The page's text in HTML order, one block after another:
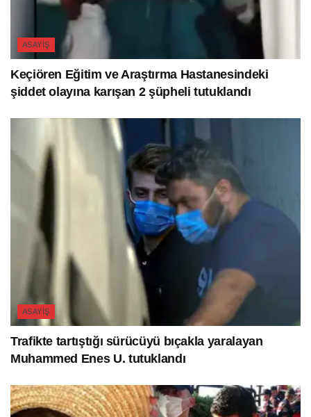
ASAYIŞ
Keçiören Eğitim ve Araştırma Hastanesindeki
şiddet olayına karışan 2 şüpheli tutuklandı
ASAYIŞ
Trafikte tartıştığı sürücüyü bıçakla yaralayan
Muhammed Enes U. tutuklandı